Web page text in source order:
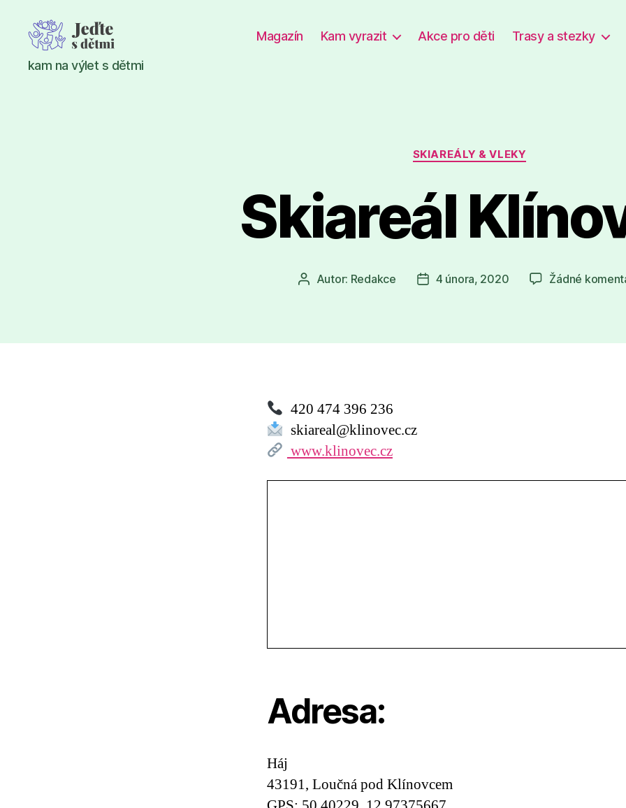
Jeďte
s
kam na výlet s dětmi
Magazín Kam vyrazit Akce pro děti Trasy a stezky
Rubriky
SKIAREÁLY & VLEKY
Skiareál
AutorAutor: Redakce
Datum
4 února, 2020 Žádné
420 474 396 236
skiareal@klinovec.cz
www.klinovec.cz
Adresa:
Háj
43191, Loučná pod Klínovcem